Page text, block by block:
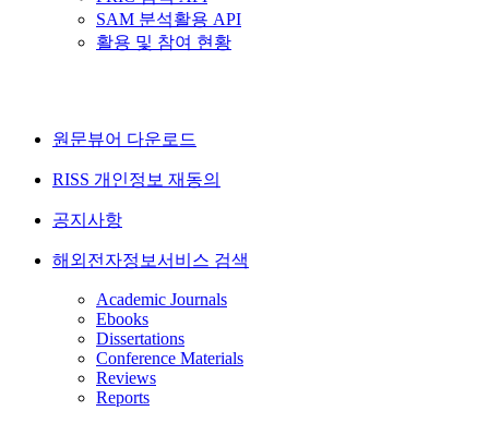
SAM 분석활용 API
활용 및 참여 현황
원문뷰어 다운로드
RISS 개인정보 재동의
공지사항
해외전자정보서비스 검색
Academic Journals
Ebooks
Dissertations
Conference Materials
Reviews
Reports